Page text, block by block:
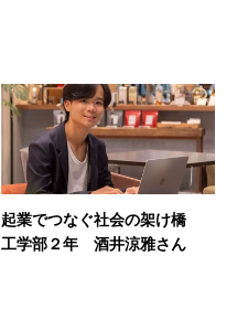
起業でつなぐ社会の架け橋
工学部２年 酒井涼雅さん